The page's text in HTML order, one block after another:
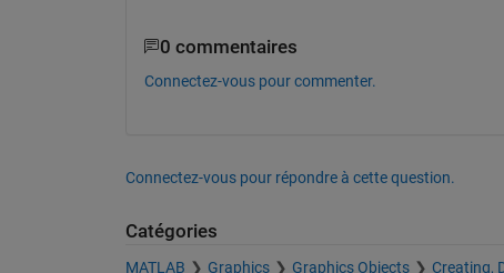
0 commentaires
Connectez-vous pour commenter.
Connectez-vous pour répondre à cette question.
Catégories
MATLAB Graphics Graphics Objects Creating,